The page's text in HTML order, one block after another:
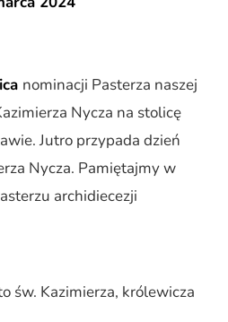
nominacji Pasterza naszej
Nycza na stolicę
Jutro przypada dzień
Nycza. Pamiętajmy w
archidiecezji
św. Kazimierza, królewicza